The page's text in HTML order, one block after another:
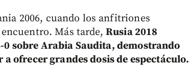
2006, cuando los anfitriones
Más tarde, Rusia 2018
sobre Arabia Saudita, demostrando
ofrecer grandes dosis de espectáculo.